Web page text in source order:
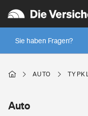
Sie haben Fragen?
Wer versichert was:
Regionalklassen: So
Wer versichert was:
AUTO
Auto